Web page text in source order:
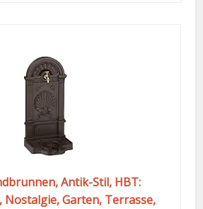
Antik-Stil, HBT:
Nostalgie, Garten, Terrasse,